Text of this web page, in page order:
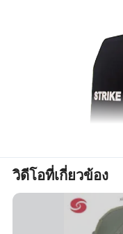
วิดีโอที่เกี่ยวข้อง